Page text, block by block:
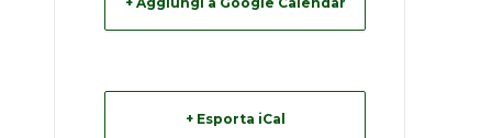
+ Esporta iCal